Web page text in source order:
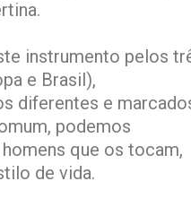
instrumento pelos
e Brasil),
diferentes e
podemos
que os tocam,
de vida.